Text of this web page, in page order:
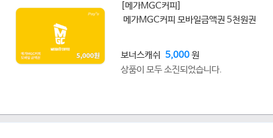
[메가MGC커피]
메가MGC커피 모바일금액권 5천원권
보너스캐쉬 5,000원
상품이 모두 소진되었습니다.